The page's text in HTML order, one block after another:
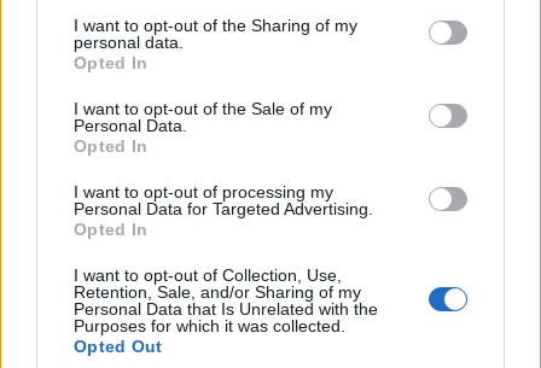
I want to opt-out of the Sharing of my
personal data.
Opted In
I want to opt-out of the Sale of my
Personal Data.
Opted In
I want to opt-out of processing my
Personal Data for Targeted Advertising.
Opted In
I want to opt-out of Collection, Use,
Retention, Sale, and/or Sharing of my
Personal Data that Is Unrelated with the
Purposes for which it was collected.
Opted Out
CANALES TV
SIN PARTIDO
PARTIDOS
0
CONSECUTIVOS
DE PAGO
2 partidos en local
33,33%
MÁXIMO
1
TOTAL
1